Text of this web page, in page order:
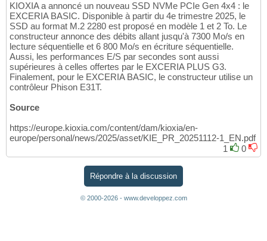
KIOXIA a annoncé un nouveau SSD NVMe PCIe Gen 4x4 : le
EXCERIA BASIC. Disponible à partir du 4e trimestre 2025, le
SSD au format M.2 2280 est proposé en modèle 1 et 2 To. Le
constructeur annonce des débits allant jusqu'à 7300 Mo/s en
lecture séquentielle et 6 800 Mo/s en écriture séquentielle.
Aussi, les performances E/S par secondes sont aussi
supérieures à celles offertes par le EXCERIA PLUS G3.
Finalement, pour le EXCERIA BASIC, le constructeur utilise un
contrôleur Phison E31T.
Source
https://europe.kioxia.com/content/dam/kioxia/en-
europe/personal/news/2025/asset/KIE_PR_20251112-1_EN.pdf
1
0
Répondre à la discussion
© 2000-2026 - www.developpez.com